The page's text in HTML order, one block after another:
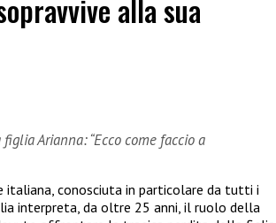
alla sua
Arianna: “Ecco come faccio a
italiana, conosciuta in particolare da tutti i
interpreta, da oltre 25 anni, il ruolo della